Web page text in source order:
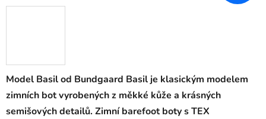
Model Basil od Bundgaard Basil je klasickým modelem
zimních bot vyrobených z měkké kůže a krásných
semišových detailů. Zimní barefoot boty s TEX